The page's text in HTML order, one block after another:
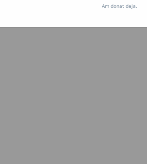
Hosterion
Am donat deja.